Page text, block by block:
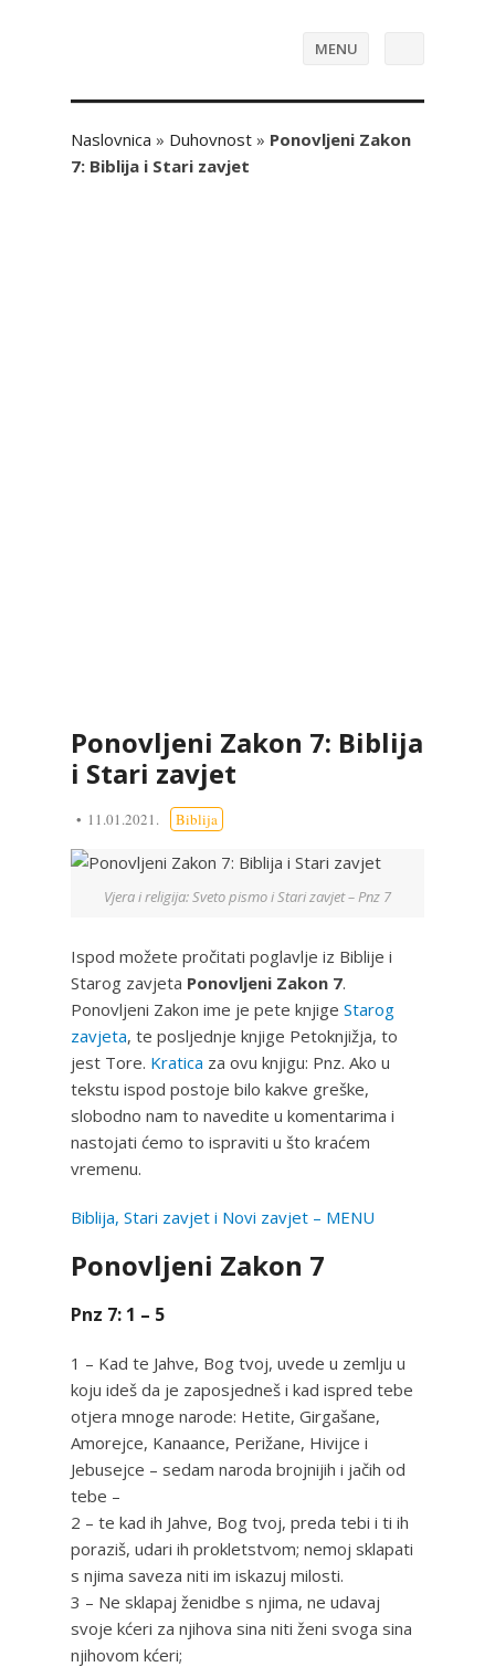
MENU
Naslovnica » Duhovnost » Ponovljeni Zakon
7: Biblija i Stari zavjet
Ponovljeni Zakon 7: Biblija
i Stari zavjet
11.01.2021. Biblija
Vjera i religija: Sveto pismo i Stari zavjet – Pnz 7
Ispod možete pročitati poglavlje iz Biblije i
Starog zavjeta Ponovljeni Zakon 7.
Ponovljeni Zakon ime je pete knjige Starog
zavjeta, te posljednje knjige Petoknjižja, to
jest Tore. Kratica za ovu knjigu: Pnz. Ako u
tekstu ispod postoje bilo kakve greške,
slobodno nam to navedite u komentarima i
nastojati ćemo to ispraviti u što kraćem
vremenu.
Biblija, Stari zavjet i Novi zavjet – MENU
Ponovljeni Zakon 7
Pnz 7: 1 – 5
1 – Kad te Jahve, Bog tvoj, uvede u zemlju u
koju ideš da je zaposjedneš i kad ispred tebe
otjera mnoge narode: Hetite, Girgašane,
Amorejce, Kanaance, Perižane, Hivijce i
Jebusejce – sedam naroda brojnijih i jačih od
tebe –
2 – te kad ih Jahve, Bog tvoj, preda tebi i ti ih
poraziš, udari ih prokletstvom; nemoj sklapati
s njima saveza niti im iskazuj milosti.
3 – Ne sklapaj ženidbe s njima, ne udavaj
svoje kćeri za njihova sina niti ženi svoga sina
njihovom kćeri;